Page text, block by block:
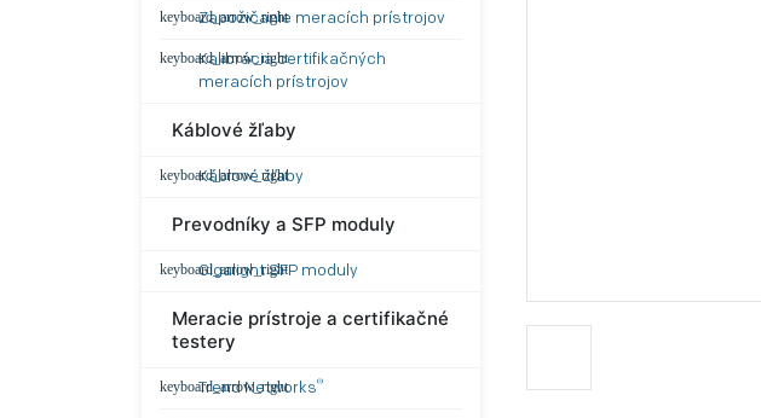
Zapožičanie meracích prístrojov
Kalibrácia certifikačných
meracích prístrojov
Káblové žľaby
Káblové žľaby
Prevodníky a SFP moduly
Gigalight SFP moduly
Meracie prístroje a certifikačné
testery
Trend Networks®